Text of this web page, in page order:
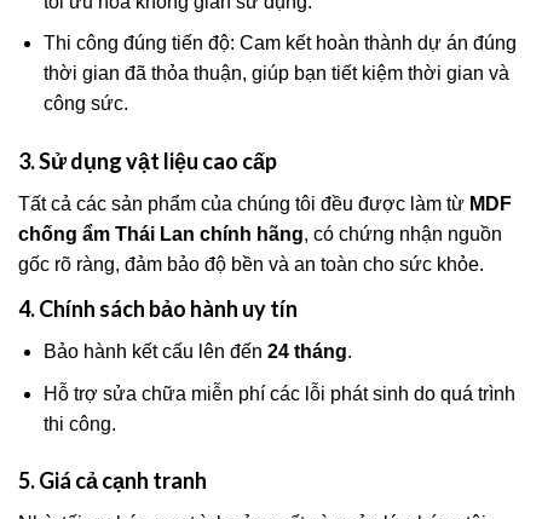
Thi công đúng tiến độ: Cam kết hoàn thành dự án đúng
thời gian đã thỏa thuận, giúp bạn tiết kiệm thời gian và
công sức.
3. Sử dụng vật liệu cao cấp
Tất cả các sản phẩm của chúng tôi đều được làm từ MDF
chống ẩm Thái Lan chính hãng, có chứng nhận nguồn
gốc rõ ràng, đảm bảo độ bền và an toàn cho sức khỏe.
4. Chính sách bảo hành uy tín
Bảo hành kết cấu lên đến 24 tháng.
Hỗ trợ sửa chữa miễn phí các lỗi phát sinh do quá trình
thi công.
5. Giá cả cạnh tranh